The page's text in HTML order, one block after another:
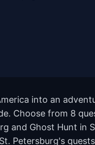
into an
Choose from 8
and Ghost Hunt
Petersburg's